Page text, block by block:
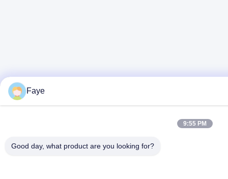
Faye
9:55 PM
Good day, what product are you looking for?